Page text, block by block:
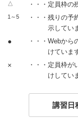
△ ・・・定員枠の
1～5
・・・残りの予
示してい
●
・・・Webか
けていま
×
・・・定員枠が
けしてい
講習日